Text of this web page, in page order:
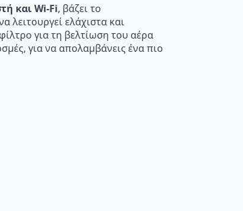
και Wi-Fi, βάζει το
λειτουργεί ελάχιστα και
για τη βελτίωση του αέρα
για να απολαμβάνεις ένα πιο